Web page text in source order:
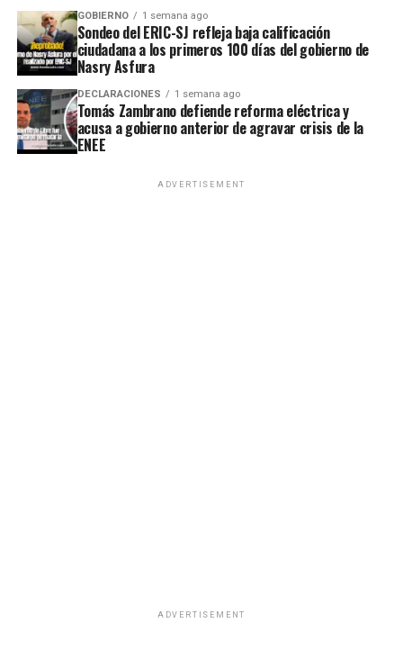
GOBIERNO 1 semana ago
Sondeo del ERIC-SJ refleja baja calificación
ciudadana a los primeros 100 días del gobierno de
Nasry Asfura
DECLARACIONES 1 semana ago
Tomás Zambrano defiende reforma eléctrica y
acusa a gobierno anterior de agravar crisis de la
ENEE
ADVERTISEMENT
ADVERTISEMENT